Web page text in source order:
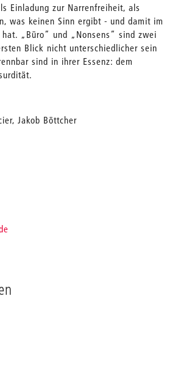
weiterempfehlenweiterempfehlen
Einladung zur Narrenfreiheit, als
was keinen Sinn ergibt - und damit im
„Büro“ und „Nonsens“ sind zwei
Blick nicht unterschiedlicher sein
sind in ihrer Essenz: dem
Jakob Böttcher